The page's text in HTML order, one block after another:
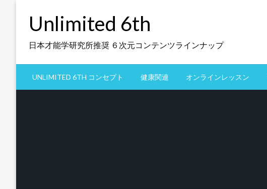
Unlimited 6th
日本才能学研究所推奨 ６次元コンテンツラインナップ
UNLIMITED 6TH コンセプト 健康関連 オンラインレッスン